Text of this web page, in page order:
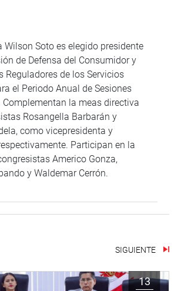
Wilson Soto es elegido presidente
de Defensa del Consumidor y
Reguladores de los Servicios
el Periodo Anual de Sesiones
Complementan la meas directiva
Rosangella Barbarán y
como vicepresidenta y
Participan en la
Americo Gonza,
y Waldemar Cerrón.
SIGUIENTE
13